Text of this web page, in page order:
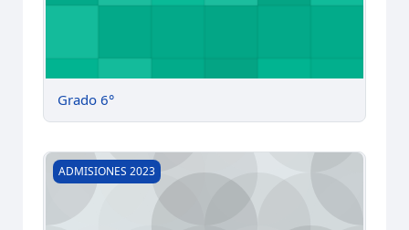
Grado 6°
Grado 5°
ADMISIONES 2023